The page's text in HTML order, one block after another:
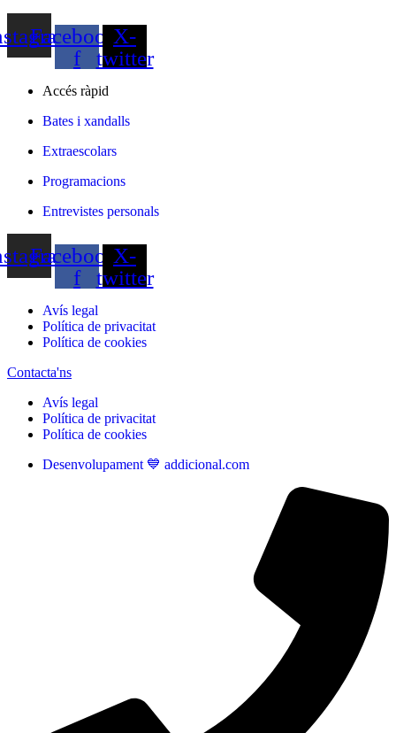
Facebook-
f
X-
twitter
Accés ràpid
Bates i xandalls
Extraescolars
Programacions
Entrevistes personals
Facebook-
f
X-
twitter
Avís legal
Política de privacitat
Política de cookies
Contacta'ns
Avís legal
Política de privacitat
Política de cookies
Desenvolupament 💙 addicional.com